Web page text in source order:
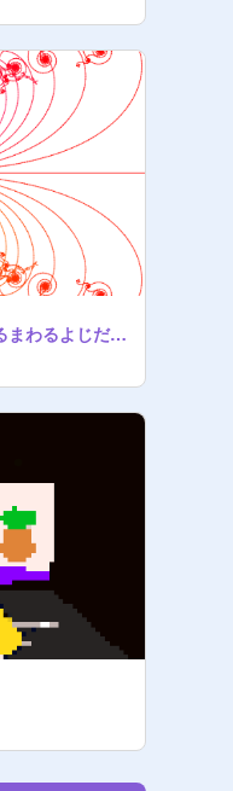
くるくるまわるまわるよじだいはまわるよろこびかなしみくりかえし